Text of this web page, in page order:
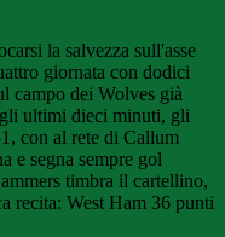
la salvezza sull'asse
giornata con dodici
campo dei Wolves già
ultimi dieci minuti, gli
con al rete di Callum
e segna sempre gol
timbra il cartellino,
recita: West Ham 36 punti